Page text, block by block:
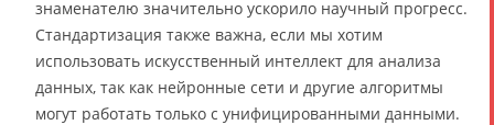
знаменателю значительно ускорило научный прогресс.
Стандартизация также важна, если мы хотим
использовать искусственный интеллект для анализа
данных, так как нейронные сети и другие алгоритмы
могут работать только с унифицированными данными.